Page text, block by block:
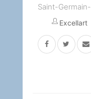
Saint-
Excellart